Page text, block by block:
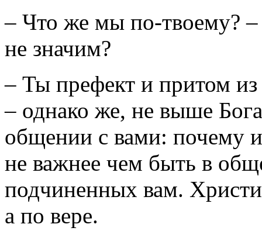
– Что же мы по-твоему?
не значим?
– Ты префект и притом из
– однако же, не выше
общении с вами: почему
не важнее чем быть в
подчиненных вам.
а по вере.